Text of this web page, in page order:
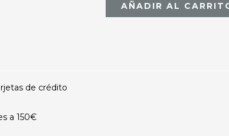
AÑADIR AL
de crédito
a 150€